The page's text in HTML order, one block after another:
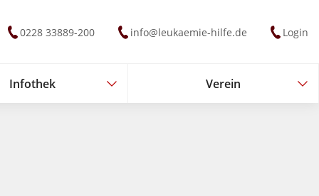
0228 33889-200 info@leukaemie-hilfe.de Login
Infothek
Infothek Verein
Verein